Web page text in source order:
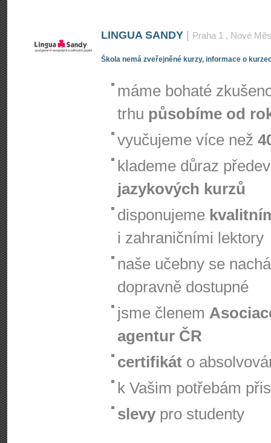
LINGUA SANDY Praha 1 , Nové
Škola nemá zveřejněné kurzy, informace o
máme bohaté
trhu působíme od
vyučujeme více než
klademe důraz
jazykových kurzů
disponujeme
i zahraničními lektory
naše učebny se
dopravně dostupné
jsme členem
agentur ČR
certifikát o
k Vašim potřebám
slevy pro studenty